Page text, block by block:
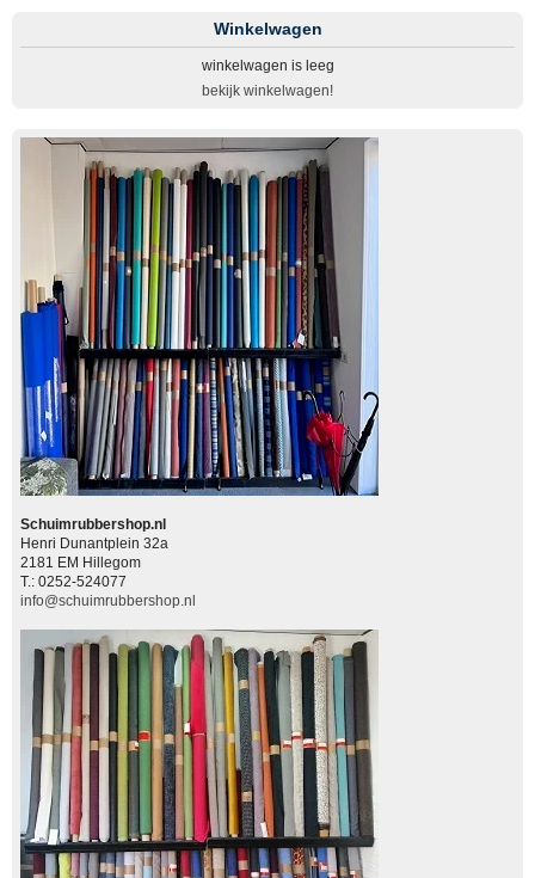
Winkelwagen
winkelwagen is leeg
bekijk winkelwagen!
Schuimrubbershop.nl
Henri Dunantplein 32a
2181 EM Hillegom
T.: 0252-524077
info@schuimrubbershop.nl